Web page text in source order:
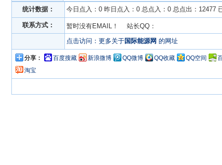
统计数据： 今日点入：0 昨日点入：0 总点入：0 总点出：12477
联系方式：
暂时没有EMAIL！ 站长QQ：
点击访问：更多关于国际能源网 的网址
分享： 百度搜藏 新浪微博 QQ微博 QQ收藏 QQ空间
淘宝